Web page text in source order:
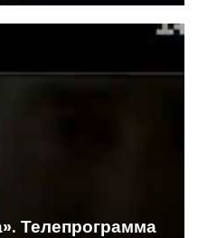
Телепрограмма